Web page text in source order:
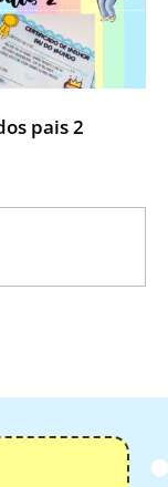
pais 2